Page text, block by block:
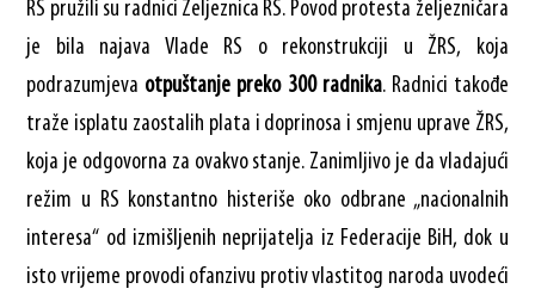
RS pružili su radnici Željeznica RS. Povod protesta željezničara
je bila najava Vlade RS o rekonstrukciji u ŽRS, koja
podrazumjeva otpuštanje preko 300 radnika. Radnici takođe
traže isplatu zaostalih plata i doprinosa i smjenu uprave ŽRS,
koja je odgovorna za ovakvo stanje. Zanimljivo je da vladajući
režim u RS konstantno histeriše oko odbrane „nacionalnih
interesa“ od izmišljenih neprijatelja iz Federacije BiH, dok u
isto vrijeme provodi ofanzivu protiv vlastitog naroda uvodeći